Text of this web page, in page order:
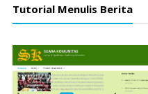
Tutorial Menulis Berita